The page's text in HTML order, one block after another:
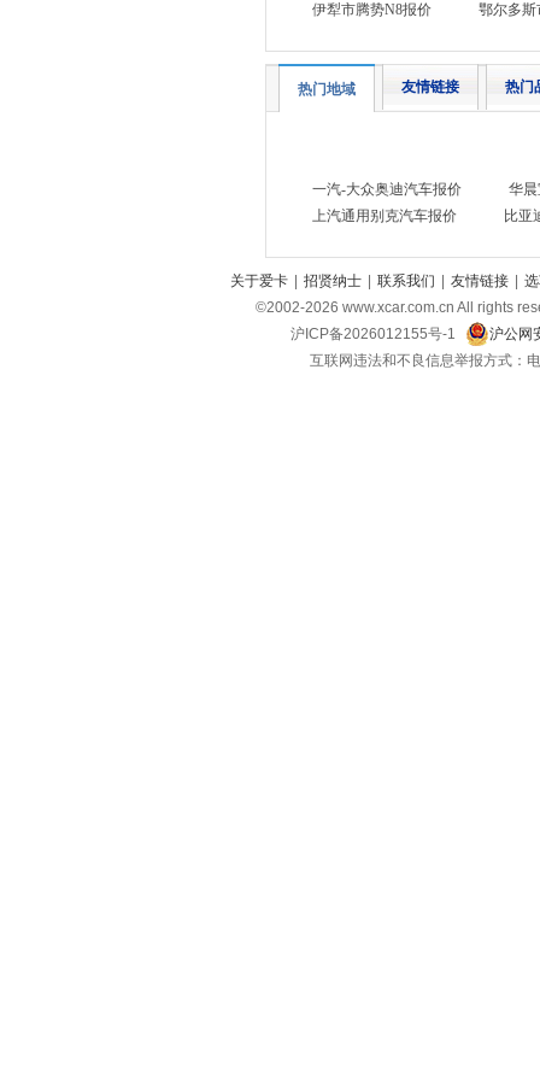
伊犁市腾势N8报价
鄂尔多斯
热门地域 友情链接 热门
一汽-大众奥迪汽车报价
华
上汽通用别克汽车报价
比亚
关于爱卡 招贤纳士 联系我们 友情链接
©2002-2026 www.xcar.com.cn All rights
沪ICP备2026012155号-1
沪公网
互联网违法和不良信息举报方式：